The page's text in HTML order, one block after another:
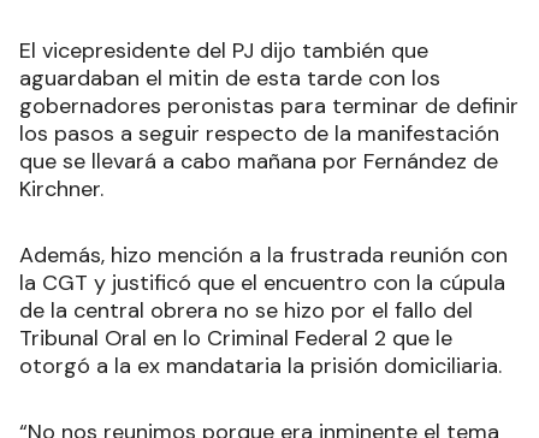
El vicepresidente del PJ dijo también que
aguardaban el mitin de esta tarde con los
gobernadores peronistas para terminar de definir
los pasos a seguir respecto de la manifestación
que se llevará a cabo mañana por Fernández de
Kirchner.
Además, hizo mención a la frustrada reunión con
la CGT y justificó que el encuentro con la cúpula
de la central obrera no se hizo por el fallo del
Tribunal Oral en lo Criminal Federal 2 que le
otorgó a la ex mandataria la prisión domiciliaria.
“No nos reunimos porque era inminente el tema